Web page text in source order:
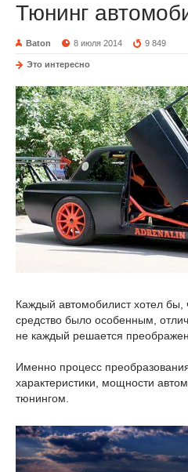
Тюнинг
Baton 8 июля 2014 9 849
Это интересно
Каждый автомобилист хотел бы,
средство было особенным,
не каждый решается
Именно процесс
характеристики, мощности
тюнингом.